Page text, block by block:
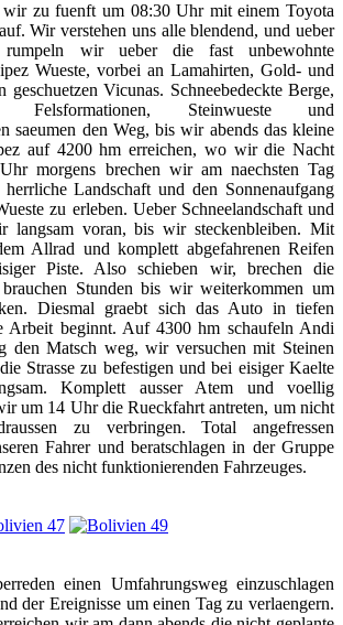
wir zu fuenft um 08:30 Uhr mit einem Toyota
Wir verstehen uns alle blendend, und ueber
wir ueber die fast unbewohnte
Wueste, vorbei an Lamahirten, Gold- und
geschuetzen Vicunas. Schneebedeckte Berge,
Felsformationen, Steinwueste und
saeumen den Weg, bis wir abends das kleine
auf 4200 hm erreichen, wo wir die Nacht
morgens brechen wir am naechsten Tag
Landschaft und den Sonnenaufgang
zu erleben. Ueber Schneelandschaft und
langsam voran, bis wir steckenbleiben. Mit
Allrad und komplett abgefahrenen Reifen
Piste. Also schieben wir, brechen die
Stunden bis wir weiterkommen um
Diesmal graebt sich das Auto in tiefen
Arbeit beginnt. Auf 4300 hm schaufeln Andi
den Matsch weg, wir versuchen mit Steinen
Strasse zu befestigen und bei eisiger Kaelte
Komplett ausser Atem und voellig
um 14 Uhr die Rueckfahrt antreten, um nicht
zu verbringen. Total angefressen
Fahrer und beratschlagen in der Gruppe
des nicht funktionierenden Fahrzeuges.
einen Umfahrungsweg einzuschlagen
der Ereignisse um einen Tag zu verlaengern.